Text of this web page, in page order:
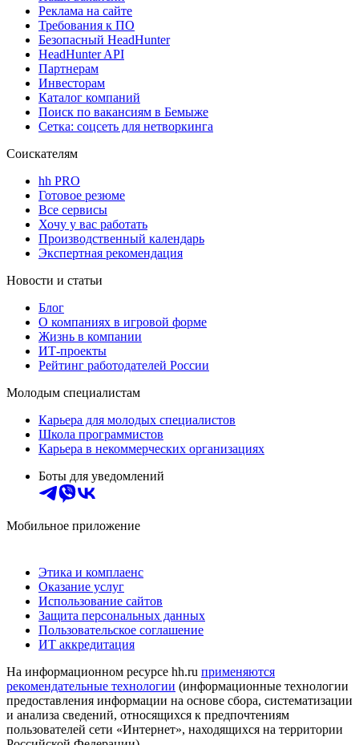
Реклама на сайте
Требования к ПО
Безопасный HeadHunter
HeadHunter API
Партнерам
Инвесторам
Каталог компаний
Поиск по вакансиям в Бемыже
Сетка: соцсеть для нетворкинга
Соискателям
hh PRO
Готовое резюме
Все сервисы
Хочу у вас работать
Производственный календарь
Экспертная рекомендация
Новости и статьи
Блог
О компаниях в игровой форме
Жизнь в компании
ИТ-проекты
Рейтинг работодателей России
Молодым специалистам
Карьера для молодых специалистов
Школа программистов
Карьера в некоммерческих организациях
Боты для уведомлений
Мобильное приложение
Этика и комплаенс
Оказание услуг
Использование сайтов
Защита персональных данных
Пользовательское соглашение
ИТ аккредитация
На информационном ресурсе hh.ru применяются
рекомендательные технологии (информационные технологии
предоставления информации на основе сбора, систематизации
и анализа сведений, относящихся к предпочтениям
пользователей сети «Интернет», находящихся на территории